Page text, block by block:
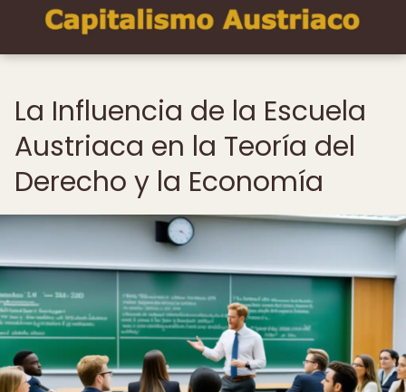
La Influencia de la Escuela
Austriaca en la Teoría del
Derecho y la Economía